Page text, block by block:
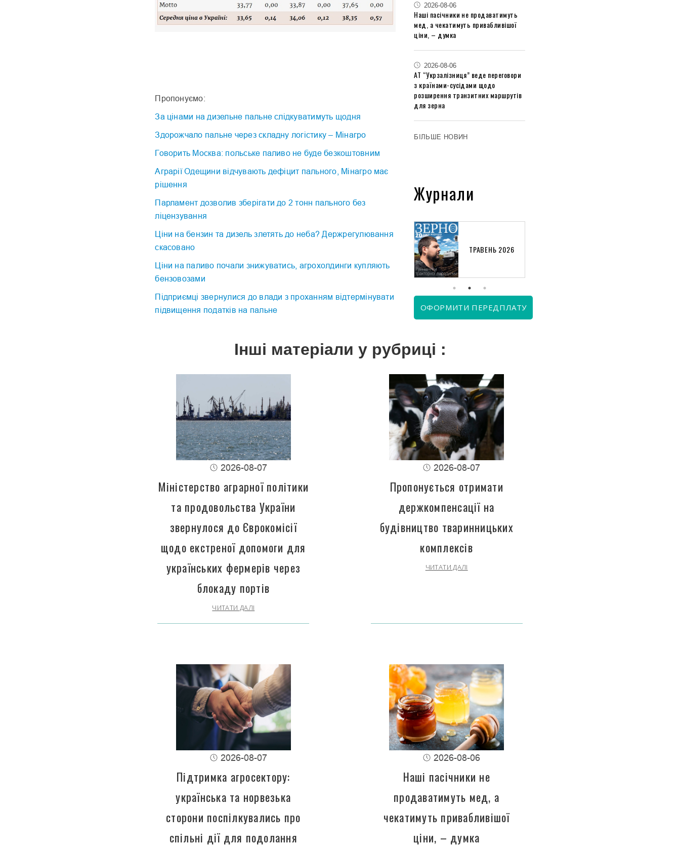
Пропонуємо:
За цінами на дизельне пальне слідкуватимуть щодня
Здорожчало пальне через складну логістику – Мінагро
Говорить Москва: польське паливо не буде безкоштовним
Аграрії Одещини відчувають дефіцит пального, Мінагро має
рішення
Парламент дозволив зберігати до 2 тонн пального без
ліцензування
Ціни на бензин та дизель злетять до неба? Держрегулювання
скасовано
Ціни на паливо почали знижуватись, агрохолдинги купляють
бензовозами
Підприємці звернулися до влади з проханням відтермінувати
підвищення податків на пальне
2026-08-06
Наші пасічники не продаватимуть
мед, а чекатимуть привабливішої
ціни, – думка
2026-08-06
АТ “Укрзалізниця” веде переговори
з країнами-сусідами щодо
розширення транзитних маршрутів
для зерна
БІЛЬШЕ НОВИН
Журнали
ТРАВЕНЬ 2026
ОФОРМИТИ ПЕРЕДПЛАТУ
Інші матеріали у рубриці :
2026-08-07
Міністерство аграрної політики
та продовольства України
звернулося до Єврокомісії
щодо екстреної допомоги для
українських фермерів через
блокаду портів
ЧИТАТИ ДАЛІ
2026-08-07
Пропонується отримати
держкомпенсації на
будівництво тваринницьких
комплексів
ЧИТАТИ ДАЛІ
2026-08-07
Підтримка агросектору:
українська та норвезька
сторони поспілкувались про
спільні дії для подолання
2026-08-06
Наші пасічники не
продаватимуть мед, а
чекатимуть привабливішої
ціни, – думка